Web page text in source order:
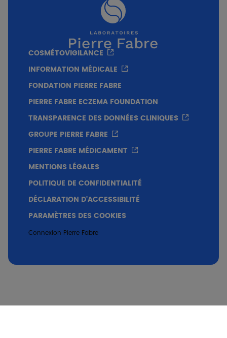
les nouvelles perspectives dans la lutte
contre le cancer de la peau
Professeur J. Malvehy
COSMÉTOVIGILANCE
INFORMATION MÉDICALE
FONDATION PIERRE FABRE
PIERRE FABRE ECZEMA FOUNDATION
TRANSPARENCE DES DONNÉES CLINIQUES
GROUPE PIERRE FABRE
PIERRE FABRE MÉDICAMENT
MENTIONS LÉGALES
POLITIQUE DE CONFIDENTIALITÉ
DÉCLARATION D'ACCESSIBILITÉ
PARAMÈTRES DES COOKIES
Connexion Pierre Fabre